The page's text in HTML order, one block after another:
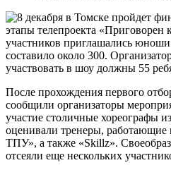
этапы телепроекта «Приговорен
участников приглашались юноши
составило около 300.
участвовать в шоу должны 55
После прохождения первого
сообщили организаторы
участие столичные хореографы
оценивали тренеры,
ТПУ», а также «Skillz».
отсеяли еще нескольких